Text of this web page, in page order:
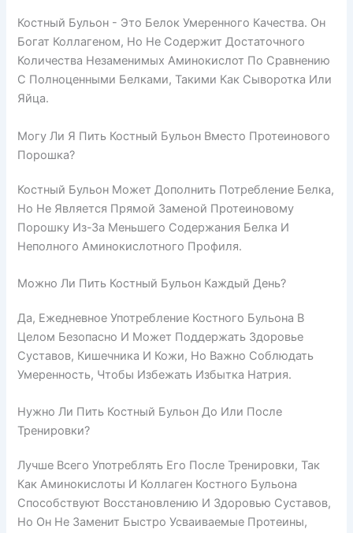
Костный Бульон - Это Белок Умеренного Качества. Он
Богат Коллагеном, Но Не Содержит Достаточного
Количества Незаменимых Аминокислот По Сравнению
С Полноценными Белками, Такими Как Сыворотка Или
Яйца.
Могу Ли Я Пить Костный Бульон Вместо Протеинового
Порошка?
Костный Бульон Может Дополнить Потребление Белка,
Но Не Является Прямой Заменой Протеиновому
Порошку Из-За Меньшего Содержания Белка И
Неполного Аминокислотного Профиля.
Можно Ли Пить Костный Бульон Каждый День?
Да, Ежедневное Употребление Костного Бульона В
Целом Безопасно И Может Поддержать Здоровье
Суставов, Кишечника И Кожи, Но Важно Соблюдать
Умеренность, Чтобы Избежать Избытка Натрия.
Нужно Ли Пить Костный Бульон До Или После
Тренировки?
Лучше Всего Употреблять Его После Тренировки, Так
Как Аминокислоты И Коллаген Костного Бульона
Способствуют Восстановлению И Здоровью Суставов,
Но Он Не Заменит Быстро Усваиваемые Протеины,